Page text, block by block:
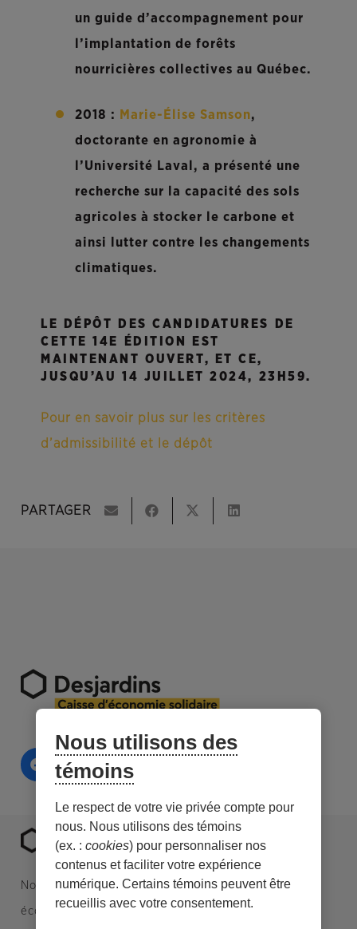
un guide d’accompagnement pour
l’implantation de forêts
nourricières collectives au Québec.
2018 : Marie-Élise Samson,
doctorante en agronomie à
l’Université Laval, a présenté une
recherche sur la capacité des sols
agricoles à stocker le carbone et
ainsi lutter contre les changements
climatiques.
LE DÉPÔT DES CANDIDATURES DE
CETTE 14E ÉDITION EST
MAINTENANT OUVERT, ET CE,
JUSQU’AU 14 JUILLET 2024, 23H59.
Pour en savoir plus sur les critères
d’admissibilité et le dépôt
PARTAGER
Nous sommes une caisse Desjardins spécialisée en
économie sociale et en investissement responsable.
Nous utilisons des
témoins
Le respect de votre vie privée compte pour
nous. Nous utilisons des témoins
(ex. : cookies) pour personnaliser nos
contenus et faciliter votre expérience
numérique. Certains témoins peuvent être
recueillis avec votre consentement.